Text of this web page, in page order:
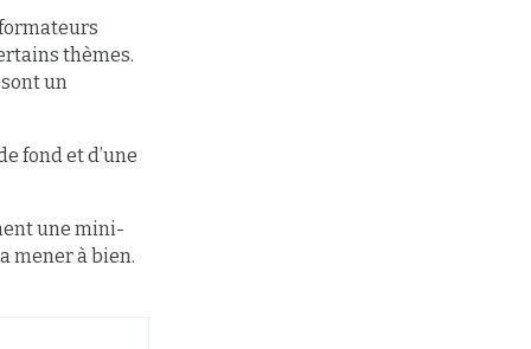
thèmes.
un
fond et d’une
une mini-
mener à bien.